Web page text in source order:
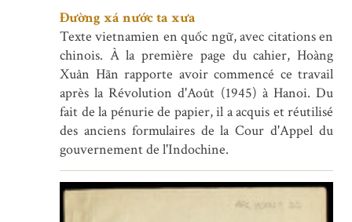
Đường xá nước ta xưa
Texte vietnamien en quốc ngữ, avec citations en
chinois. À la première page du cahier, Hoàng
Xuân Hãn rapporte avoir commencé ce travail
après la Révolution d'Août (1945) à Hanoi. Du
fait de la pénurie de papier, il a acquis et réutilisé
des anciens formulaires de la Cour d'Appel du
gouvernement de l'Indochine.